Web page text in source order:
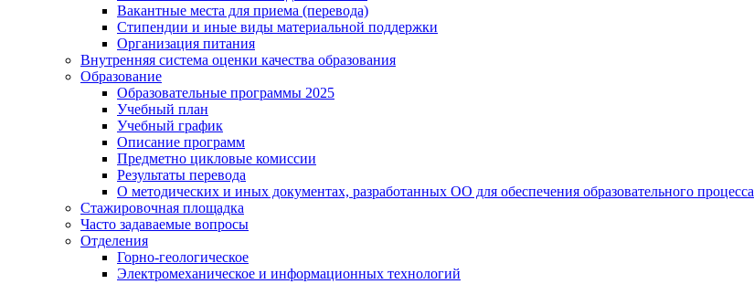
Вакантные места для приема (перевода)
Стипендии и иные виды материальной поддержки
Организация питания
Внутренняя система оценки качества образования
Образование
Образовательные программы 2025
Учебный план
Учебный график
Описание программ
Предметно цикловые комиссии
Результаты перевода
О методических и иных документах, разработанных ОО для обеспечения образовательного процесса
Стажировочная площадка
Часто задаваемые вопросы
Отделения
Горно-геологическое
Электромеханическое и информационных технологий